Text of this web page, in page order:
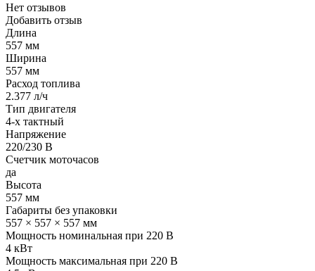
Нет отзывов
Добавить отзыв
Длина
557 мм
Ширина
557 мм
Расход топлива
2.377 л/ч
Тип двигателя
4-х тактный
Напряжение
220/230 В
Счетчик моточасов
да
Высота
557 мм
Габариты без упаковки
557 × 557 × 557 мм
Мощность номинальная при 220 В
4 кВт
Мощность максимальная при 220 В